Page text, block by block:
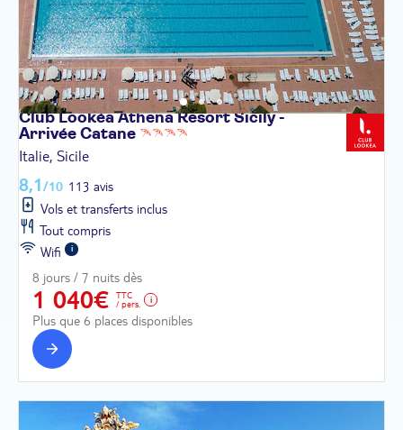
Club Lookéa Athena Resort Sicily -
Arrivée Catane
Italie, Sicile
8,1/10 113 avis
Vols et transferts inclus
Tout compris
Wifi
8 jours / 7 nuits dès
1 040€
TTC
/ pers.
Plus que 6 places disponibles